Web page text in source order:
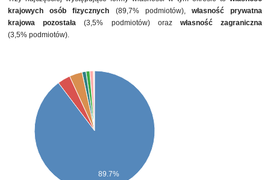
krajowych osób fizycznych (89,7% podmiotów), własność prywatna
krajowa pozostała (3,5% podmiotów) oraz własność zagraniczna
(3,5% podmiotów).
89.7%